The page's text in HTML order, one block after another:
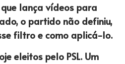
lança vídeos para
o partido não definiu,
filtro e como aplicá-lo.
eleitos pelo PSL. Um